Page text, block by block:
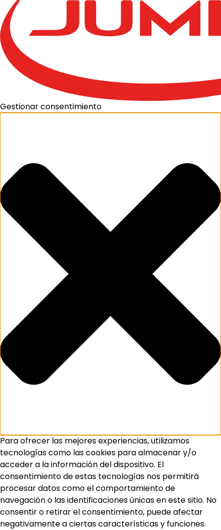
Gestionar consentimiento
Para ofrecer las mejores experiencias, utilizamos
tecnologías como las cookies para almacenar y/o
acceder a la información del dispositivo. El
consentimiento de estas tecnologías nos permitirá
procesar datos como el comportamiento de
navegación o las identificaciones únicas en este sitio. No
consentir o retirar el consentimiento, puede afectar
negativamente a ciertas características y funciones.